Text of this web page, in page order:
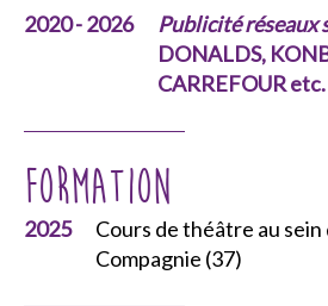
2020 - 2026
Publicité réseaux
DONALDS,
CARREFOUR etc.
Formation
2025
Cours de théâtre au sein
Compagnie (37)